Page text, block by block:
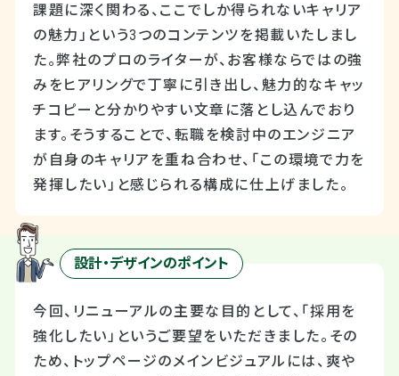
課題に深く関わる、ここでしか得られないキャリア
の魅力」という3つのコンテンツを掲載いたしまし
た。弊社のプロのライターが、お客様ならではの強
みをヒアリングで丁寧に引き出し、魅力的なキャッ
チコピーと分かりやすい文章に落とし込んでおり
ます。そうすることで、転職を検討中のエンジニア
が自身のキャリアを重ね合わせ、「この環境で力を
発揮したい」と感じられる構成に仕上げました。
設計・デザインのポイント
今回、リニューアルの主要な目的として、「採用を
強化したい」というご要望をいただきました。その
ため、トップページのメインビジュアルには、爽や